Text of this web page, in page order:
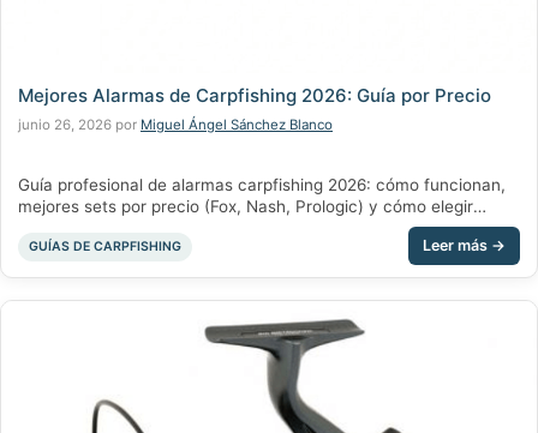
Mejores Alarmas de Carpfishing 2026: Guía por Precio
junio 26, 2026 por Miguel Ángel Sánchez Blanco
Guía profesional de alarmas carpfishing 2026: cómo funcionan,
mejores sets por precio (Fox, Nash, Prologic) y cómo elegir
Categorías
GUÍAS DE CARPFISHING